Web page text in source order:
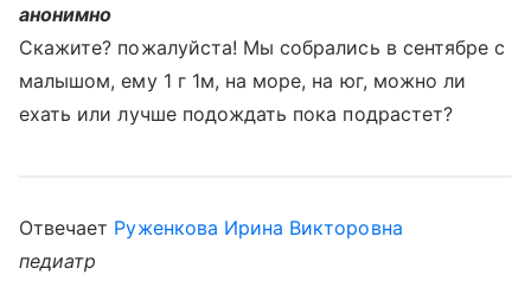
анонимно
Скажите? пожалуйста! Мы собрались в сентябре с
малышом, ему 1 г 1м, на море, на юг, можно ли
ехать или лучше подождать пока подрастет?
Отвечает Руженкова Ирина Викторовна
педиатр